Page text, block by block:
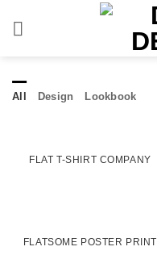
All Design Lookbook
FLAT T-SHIRT COMPANY
FLATSOME POSTER PRINT